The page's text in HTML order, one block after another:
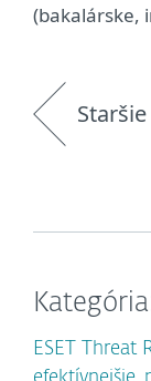
(bakalárske,
Staršie
ESET Threat